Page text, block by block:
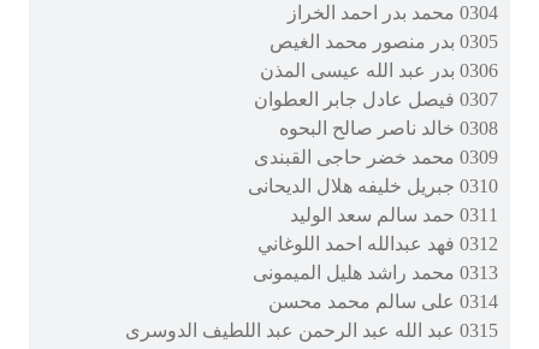
0304 محمد بدر احمد الخراز
0305 بدر منصور محمد الغيص
0306 بدر عبد الله عيسى المذن
0307 فيصل عادل جابر العطوان
0308 خالد ناصر صالح البحوه
0309 محمد خضر حاجى القبندى
0310 جبريل خليفه هلال الديحانى
0311 حمد سالم سعد الوليد
0312 فهد عبدالله احمد اللوغاني
0313 محمد راشد هليل الميمونى
0314 على سالم محمد محسن
0315 عبد الله عبد الرحمن عبد اللطيف الدوسرى